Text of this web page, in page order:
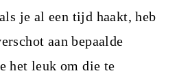
je al een tijd haakt, heb
aan bepaalde
het leuk om die te